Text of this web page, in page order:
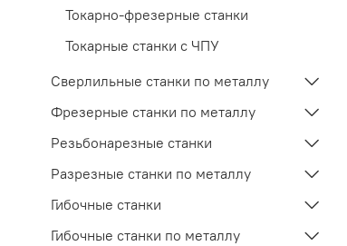
Токарно-фрезерные станки
Токарные станки с ЧПУ
Сверлильные станки по металлу
Фрезерные станки по металлу
Резьбонарезные станки
Разрезные станки по металлу
Гибочные станки
Гибочные станки по металлу